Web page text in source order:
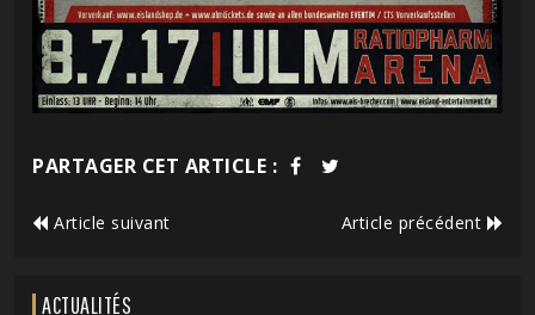
PARTAGER CET ARTICLE :
Article suivant Article précédent
ACTUALITÉS